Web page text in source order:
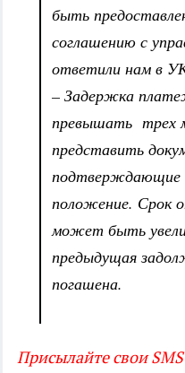
быть
соглашению с
ответили нам в
– Задержка
превышать трех
представить
подтверждающие
положение. Срок
может быть
предыдущая
погашена.
Присылайте свои